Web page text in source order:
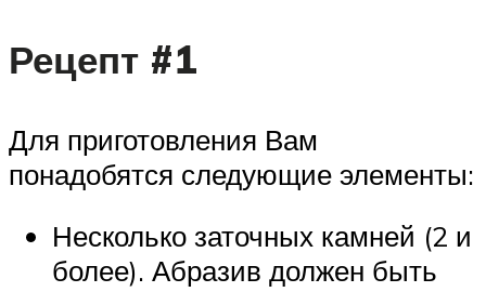
Рецепт #1
Для приготовления Вам
понадобятся следующие элементы:
Несколько заточных камней (2 и
более). Абразив должен быть